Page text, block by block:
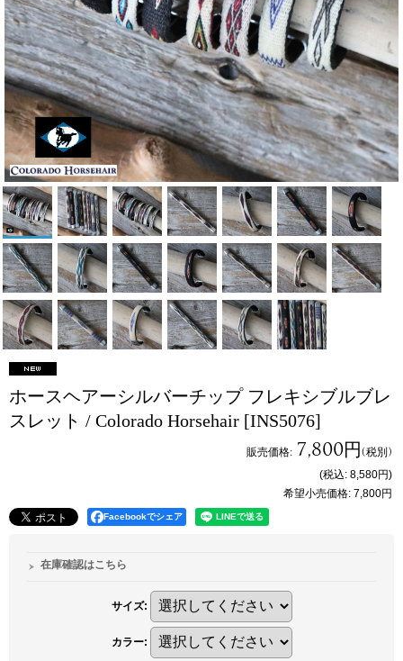
ホースヘアーシルバーチップ フレキシブルブレ
スレット / Colorado Horsehair [INS5076]
販売価格: 7,800円(税別)
(税込: 8,580円)
希望小売価格: 7,800円
Facebookでシェア
在庫確認はこちら
サイズ:
カラー: